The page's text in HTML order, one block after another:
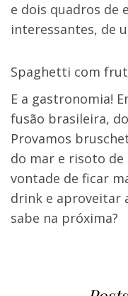
e dois quadros de
interessantes, de
Spaghetti com
E a gastronomia!
fusão brasileira,
Provamos
do mar e risoto de
vontade de ficar
drink e aproveitar
sabe na próxima?